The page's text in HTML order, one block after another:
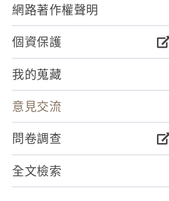
網路著作權聲明
個資保護
我的蒐藏
意見交流
問卷調查
全文檢索